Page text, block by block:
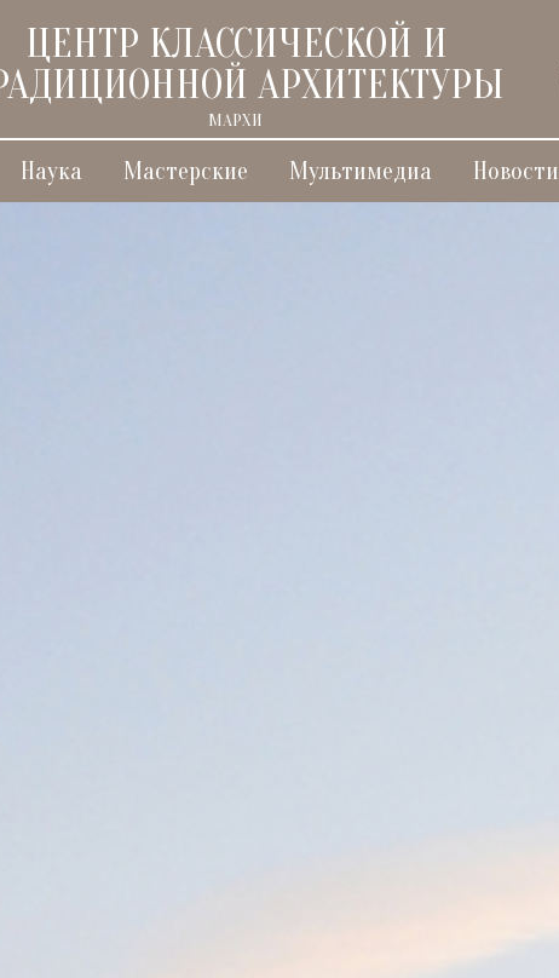
МАРХИ
ЦЕНТР КЛАССИЧЕСКОЙ И
АРХИТЕКТУРЫ
Наука Мастерские Мультимедиа Новости